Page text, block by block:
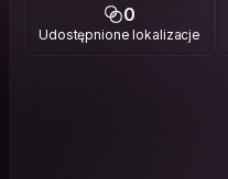
0
Udostępnione lokalizacje